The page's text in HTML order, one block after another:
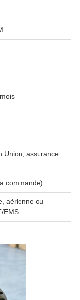
Union, assurance
commande)
aérienne ou
EMS